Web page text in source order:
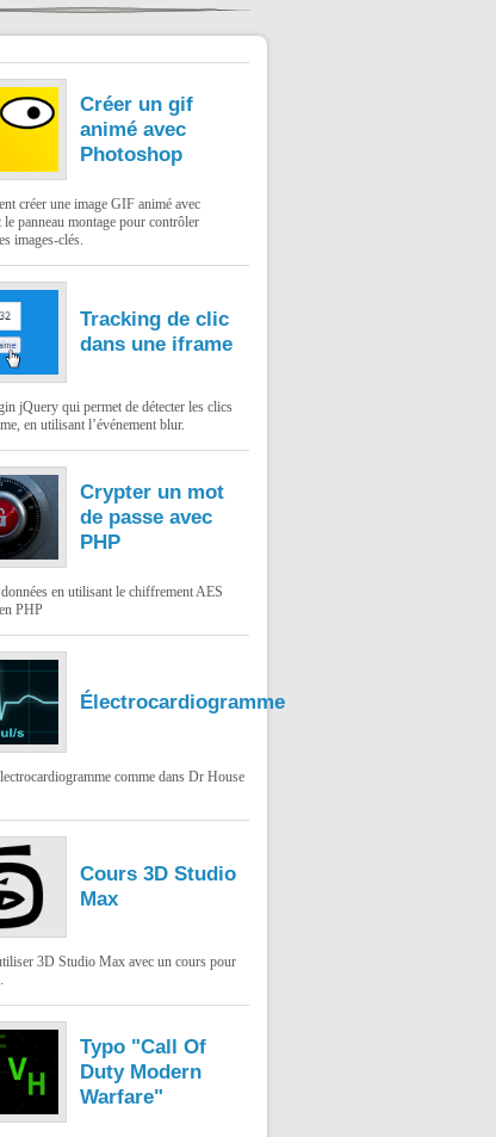
Créer un gif
animé avec
Photoshop
créer une image GIF animé avec
le panneau montage pour contrôler
images-clés.
Tracking de clic
dans une iframe
jQuery qui permet de détecter les clics
en utilisant l’événement blur.
Crypter un mot
de passe avec
PHP
en utilisant le chiffrement AES
PHP
Électrocardiogramme
comme dans Dr House
Cours 3D Studio
Max
3D Studio Max avec un cours pour
Typo "Call Of
Duty Modern
Warfare"